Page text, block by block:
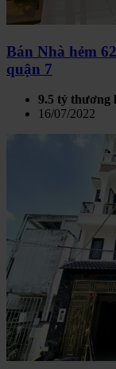
Bán Nhà hẻm
quận 7
9.5 tỷ thương
16/07/2022